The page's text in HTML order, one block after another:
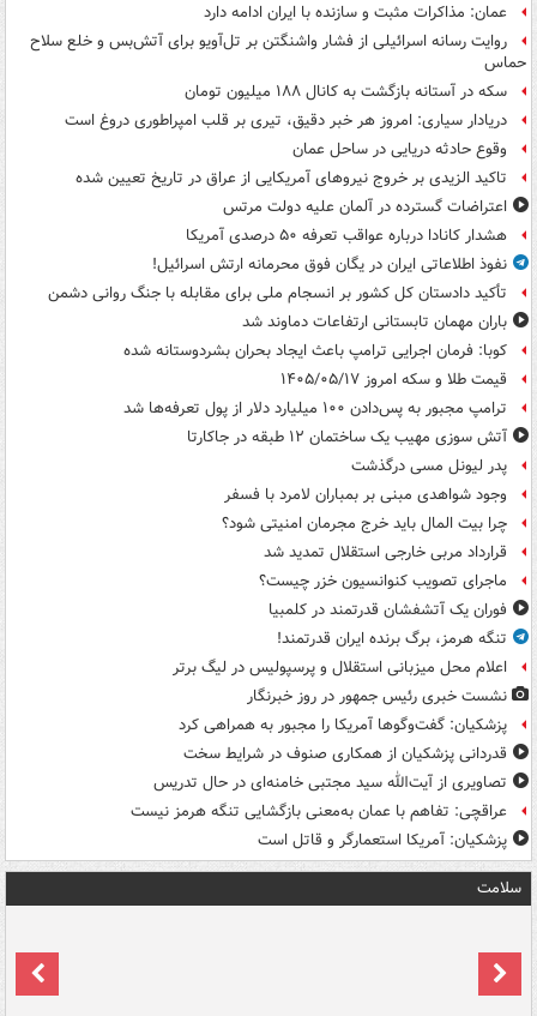
عمان: مذاکرات مثبت و سازنده با ایران ادامه دارد
روایت رسانه اسرائیلی از فشار واشنگتن بر تل‌آویو برای آتش‌بس و خلع سلاح
حماس
سکه در آستانه بازگشت به کانال ۱۸۸ میلیون تومان
دریادار سیاری: امروز هر خبر دقیق، تیری بر قلب امپراطوری دروغ است
وقوع حادثه دریایی در ساحل عمان
تاکید الزیدی بر خروج نیروهای آمریکایی از عراق در تاریخ تعیین شده
اعتراضات گسترده در آلمان علیه دولت مرتس
هشدار کانادا درباره عواقب تعرفه ۵۰ درصدی آمریکا
نفوذ اطلاعاتی ایران در یگان فوق محرمانه ارتش اسرائیل!
تأکید دادستان کل کشور بر انسجام ملی برای مقابله با جنگ روانی دشمن
باران مهمان تابستانی ارتفاعات دماوند شد
کوبا: فرمان اجرایی ترامپ باعث ایجاد بحران بشردوستانه شده
قیمت طلا و سکه امروز ۱۴۰۵/۰۵/۱۷
ترامپ مجبور به پس‌دادن ۱۰۰ میلیارد دلار از پول تعرفه‌ها شد
آتش سوزی مهیب یک ساختمان ۱۲ طبقه در جاکارتا
پدر لیونل مسی درگذشت
وجود شواهدی مبنی بر بمباران لامرد با فسفر
چرا بیت المال باید خرج مجرمان امنیتی شود؟
قرارداد مربی خارجی استقلال تمدید شد
ماجرای تصویب کنوانسیون خزر چیست؟
فوران یک آتشفشان قدرتمند در کلمبیا
تنگه هرمز، برگ برنده ایران قدرتمند!
اعلام محل میزبانی استقلال و پرسپولیس در لیگ برتر
نشست خبری رئیس جمهور در روز خبرنگار
پزشکیان: گفت‌وگوها آمریکا را مجبور به همراهی کرد
قدردانی پزشکیان از همکاری صنوف در شرایط سخت
تصاویری از آیت‌الله سید مجتبی خامنه‌ای در حال تدریس
عراقچی: تفاهم با عمان به‌معنی بازگشایی تنگه هرمز نیست
پزشکیان: آمریکا استعمارگر و قاتل است
سلامت